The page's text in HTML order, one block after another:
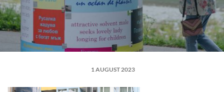
1 AUGUST 2023